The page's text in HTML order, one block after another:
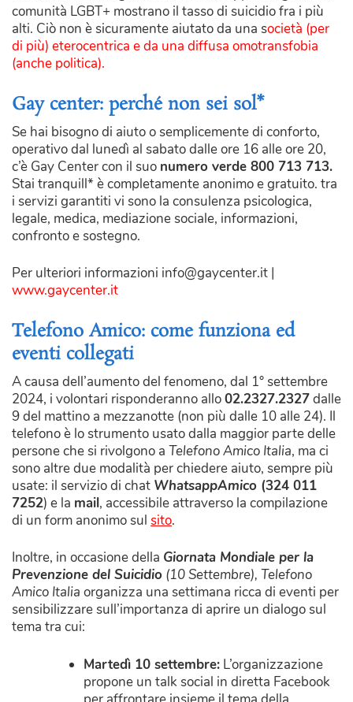
comunità LGBT+ mostrano il tasso di suicidio fra i più
alti. Ciò non è sicuramente aiutato da una società (per
di più) eterocentrica e da una diffusa omotransfobia
(anche politica).
Gay center: perché non sei sol*
Se hai bisogno di aiuto o semplicemente di conforto,
operativo dal lunedì al sabato dalle ore 16 alle ore 20,
c’è Gay Center con il suo numero verde 800 713 713.
Stai tranquill* è completamente anonimo e gratuito. tra
i servizi garantiti vi sono la consulenza psicologica,
legale, medica, mediazione sociale, informazioni,
confronto e sostegno.
Per ulteriori informazioni info@gaycenter.it |
www.gaycenter.it
Telefono Amico: come funziona ed
eventi collegati
A causa dell’aumento del fenomeno, dal 1° settembre
2024, i volontari risponderanno allo02.2327.2327dalle
9 del mattino a mezzanotte (non più dalle 10 alle 24). Il
telefono è lo strumento usato dalla maggior parte delle
persone che si rivolgono a Telefono Amico Italia, ma ci
sono altre due modalità per chiedere aiuto, sempre più
usate: il servizio di chat WhatsappAmico (324 011
7252) e la mail, accessibile attraverso la compilazione
di un form anonimo sul sito.
Inoltre, in occasione della Giornata Mondiale per la
Prevenzione del Suicidio (10 Settembre), Telefono
Amico Italia organizza una settimana ricca di eventi per
sensibilizzare sull’importanza di aprire un dialogo sul
tema tra cui:
Martedì 10 settembre: L’organizzazione
propone un talk social in diretta Facebook